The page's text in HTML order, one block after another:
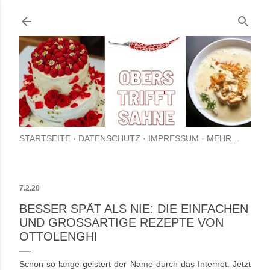
STARTSEITE DATENSCHUTZ IMPRESSUM MEHR…
7.2.20
BESSER SPÄT ALS NIE: DIE EINFACHEN
UND GROSSARTIGE REZEPTE VON O
TTOLENGHI
Schon so lange geistert der Name durch das Internet. Jetzt